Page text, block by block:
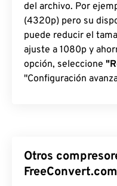
del archivo. Por
(4320p) pero su
puede reducir el
ajuste a 1080p y
opción, seleccione
"Configuración
Otros
FreeConvert.com